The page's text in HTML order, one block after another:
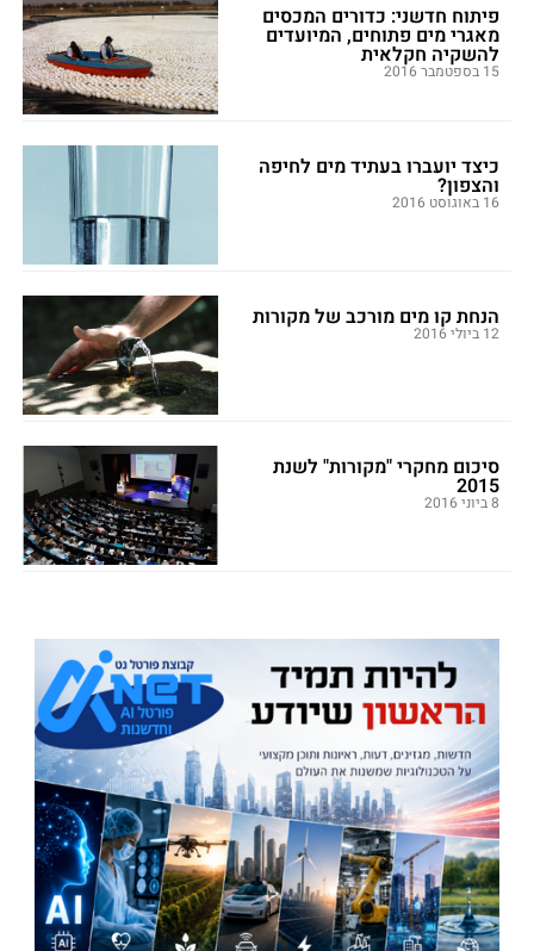
פיתוח חדשני: כדורים המכסים
מאגרי מים פתוחים, המיועדים
להשקיה חקלאית
15 בספטמבר 2016
כיצד יועברו בעתיד מים לחיפה
והצפון?
16 באוגוסט 2016
הנחת קו מים מורכב של מקורות
12 ביולי 2016
סיכום מחקרי "מקורות" לשנת
2015
8 ביוני 2016